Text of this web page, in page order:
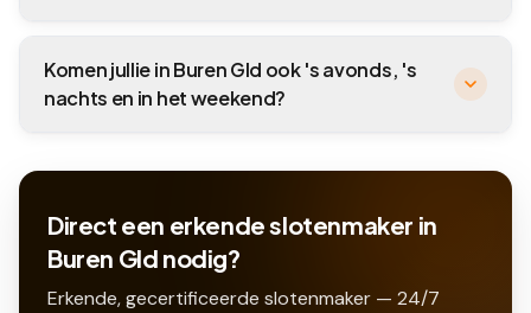
Komen jullie in Buren Gld ook 's avonds, 's
nachts en in het weekend?
Direct een erkende slotenmaker in
Buren Gld nodig?
Erkende, gecertificeerde slotenmaker — 24/7